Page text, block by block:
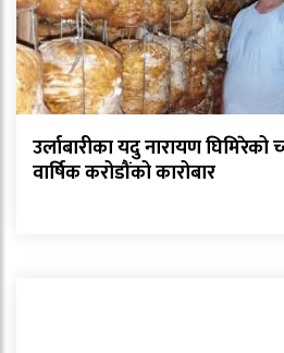
उर्लाबारीका यदु नारायण
वार्षिक करोडौंको कारोबार